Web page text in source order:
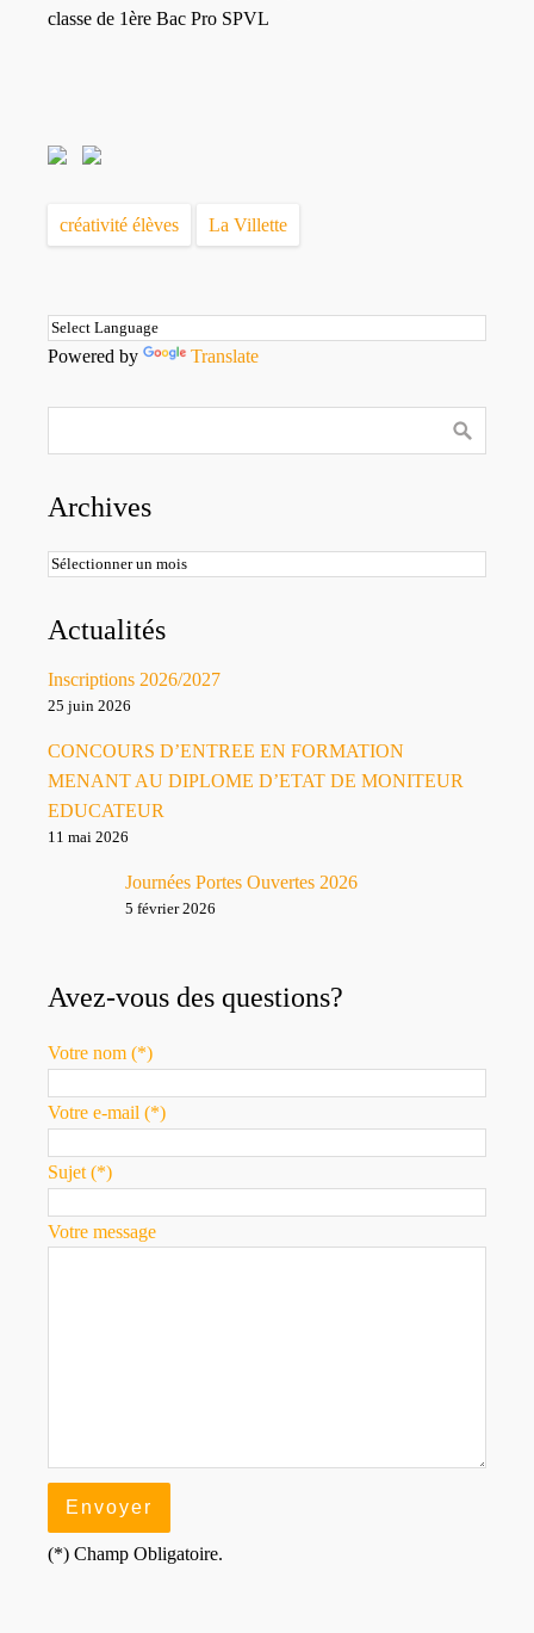
classe de 1ère Bac Pro SPVL
créativité élèves La Villette
Powered by Translate
Archives
Archives
Actualités
Inscriptions 2026/2027
25 juin 2026
CONCOURS D’ENTREE EN FORMATION
MENANT AU DIPLOME D’ETAT DE MONITEUR
EDUCATEUR
11 mai 2026
Journées Portes Ouvertes 2026
5 février 2026
Avez-vous des questions?
Votre nom (*)
Votre e-mail (*)
Sujet (*)
Votre message
(*) Champ Obligatoire.